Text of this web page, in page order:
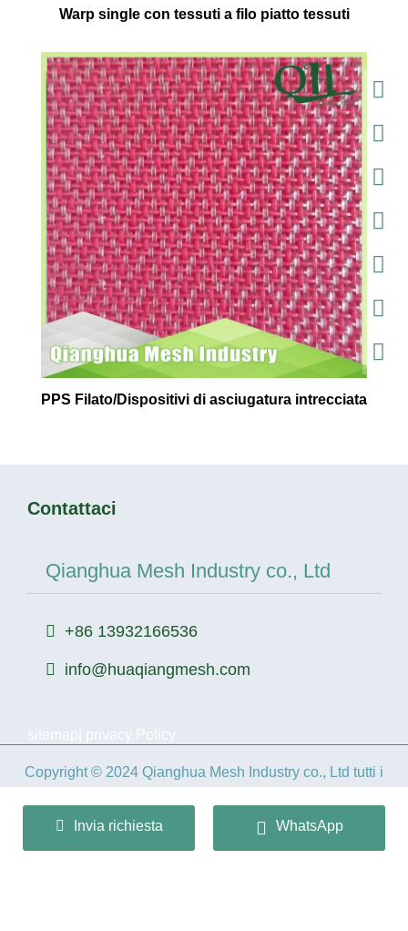
Warp single con tessuti a filo piatto tessuti
PPS Filato/Dispositivi di asciugatura intrecciata
Contattaci
Qianghua Mesh Industry co., Ltd
+86 13932166536
info@huaqiangmesh.com
sitemap privacy Policy
Copyright © 2024 Qianghua Mesh Industry co., Ltd tutti i
冀ICP备2026022362号-1
Invia richiesta WhatsApp